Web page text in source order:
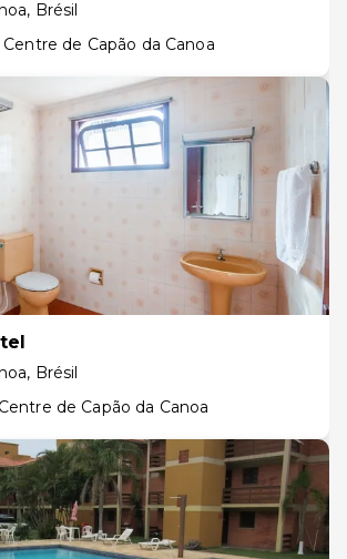
, Brésil
de Capão da Canoa
, Brésil
de Capão da Canoa